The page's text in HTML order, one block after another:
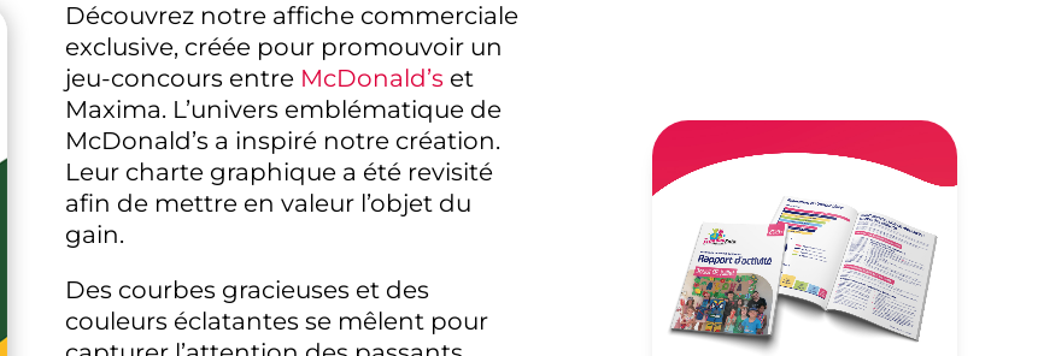
Découvrez notre affiche commerciale
exclusive, créée pour promouvoir un
jeu-concours entre McDonald’s et
Maxima. L’univers emblématique de
McDonald’s a inspiré notre création.
Leur charte graphique a été revisité
afin de mettre en valeur l’objet du
gain.
Des courbes gracieuses et des
couleurs éclatantes se mêlent pour